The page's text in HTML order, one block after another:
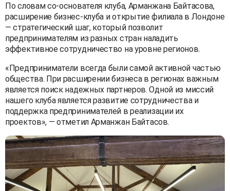
По словам со-основателя клуба, Арманжана Байтасова,
расширение бизнес-клуба и открытие филиала в Лондоне
— стратегический шаг, который позволит
предпринимателям из разных стран наладить
эффективное сотрудничество на уровне регионов.
«Предприниматели всегда были самой активной частью
общества. При расширении бизнеса в регионах важным
является поиск надежных партнеров. Одной из миссий
нашего клуба является развитие сотрудничества и
поддержка предпринимателей в реализации их
проектов», — отметил Арманжан Байтасов.